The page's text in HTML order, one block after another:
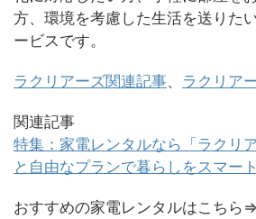
方、環境を考慮した生活を送りた
ービスです。
ラクリアーズ関連記事、 ラクリア
関連記事
特集：家電レンタルなら「ラクリ
と自由なプランで暮らしをスマー
おすすめの家電レンタルはこちら⇒